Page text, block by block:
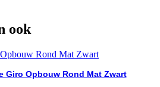
ook
Giro Opbouw Rond Mat Zwart